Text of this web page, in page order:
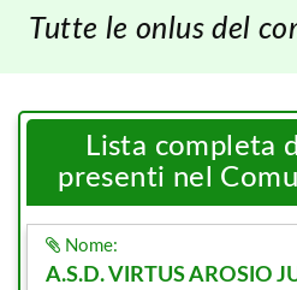
Tutte le onlus del
Lista completa
presenti nel
Nome:
A.S.D. VIRTUS AROSIO